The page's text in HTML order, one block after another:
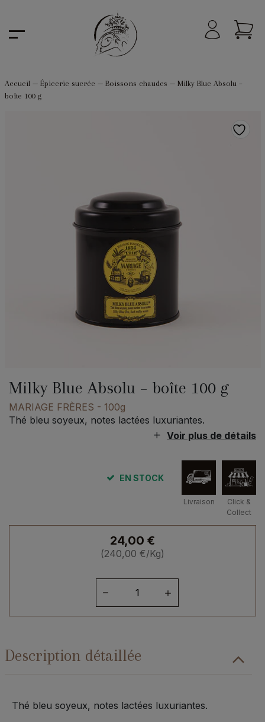
Accueil— Épicerie sucrée — Boissons chaudes — Milky Blue Absolu –
boîte 100 g
Milky Blue Absolu – boîte 100 g
MARIAGE FRÈRES - 100g
Thé bleu soyeux, notes lactées luxuriantes.
Voir plus de détails
EN STOCK
Livraison
Click &
Collect
24,00 €
(240,00 €/Kg)
Milky
-
Description détaillée
Thé bleu soyeux, notes lactées luxuriantes.